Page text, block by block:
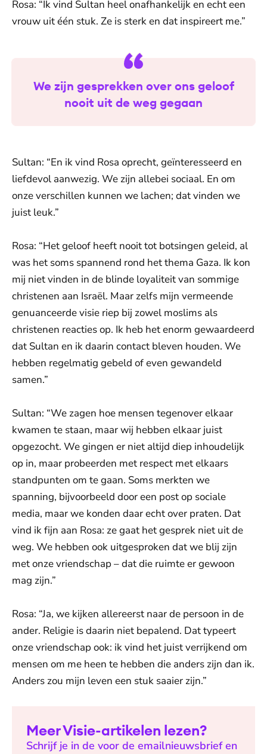
Rosa: “Ik vind Sultan heel onafhankelijk en echt een
vrouw uit één stuk. Ze is sterk en dat inspireert me.”
We zijn gesprekken over ons geloof
nooit uit de weg gegaan
Sultan: “En ik vind Rosa oprecht, geïnteresseerd en
liefdevol aanwezig. We zijn allebei sociaal. En om
onze verschillen kunnen we lachen; dat vinden we
juist leuk.”
Rosa: “Het geloof heeft nooit tot botsingen geleid, al
was het soms spannend rond het thema Gaza. Ik kon
mij niet vinden in de blinde loyaliteit van sommige
christenen aan Israël. Maar zelfs mijn vermeende
genuanceerde visie riep bij zowel moslims als
christenen reacties op. Ik heb het enorm gewaardeerd
dat Sultan en ik daarin contact bleven houden. We
hebben regelmatig gebeld of even gewandeld
samen.”
Sultan: “We zagen hoe mensen tegenover elkaar
kwamen te staan, maar wij hebben elkaar juist
opgezocht. We gingen er niet altijd diep inhoudelijk
op in, maar probeerden met respect met elkaars
standpunten om te gaan. Soms merkten we
spanning, bijvoorbeeld door een post op sociale
media, maar we konden daar echt over praten. Dat
vind ik fijn aan Rosa: ze gaat het gesprek niet uit de
weg. We hebben ook uitgesproken dat we blij zijn
met onze vriendschap – dat die ruimte er gewoon
mag zijn.”
Rosa: “Ja, we kijken allereerst naar de persoon in de
ander. Religie is daarin niet bepalend. Dat typeert
onze vriendschap ook: ik vind het juist verrijkend om
mensen om me heen te hebben die anders zijn dan ik.
Anders zou mijn leven een stuk saaier zijn.”
Meer Visie-artikelen lezen?
Schrijf je in de voor de emailnieuwsbrief en